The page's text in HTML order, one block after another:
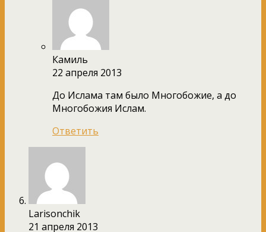
Камиль
22 апреля 2013
До Ислама там было Многобожие, а до
Многобожия Ислам.
Ответить
Larisonchik
21 апреля 2013